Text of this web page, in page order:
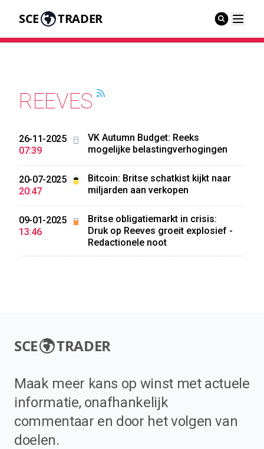
SCE TRADER
REEVES
26-11-2025
07:39
VK Autumn Budget: Reeks
mogelijke belastingverhogingen
20-07-2025
20:47
Bitcoin: Britse schatkist kijkt naar
miljarden aan verkopen
09-01-2025
13:46
Britse obligatiemarkt in crisis:
Druk op Reeves groeit explosief -
Redactionele noot
SCE TRADER
Maak meer kans op winst met actuele
informatie, onafhankelijk
commentaar en door het volgen van
doelen.